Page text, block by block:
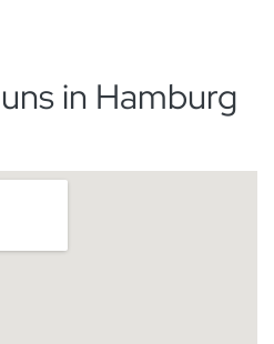
in Hamburg